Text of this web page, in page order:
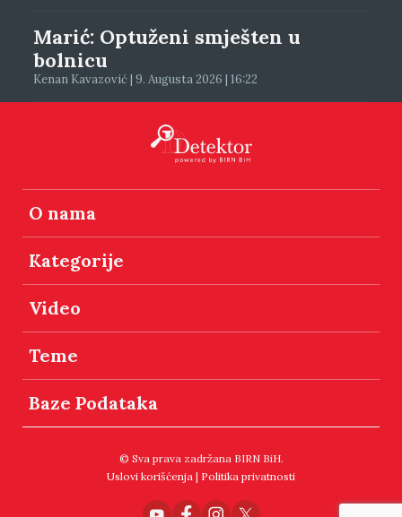
Marić: Optuženi smješten u
bolnicu
Kenan Kavazović | 9. Augusta 2026 | 16:22
O nama
Kategorije
Video
Teme
Baze Podataka
© Sva prava zadržana BIRN BiH.
Uslovi korišćenja | Politika privatnosti